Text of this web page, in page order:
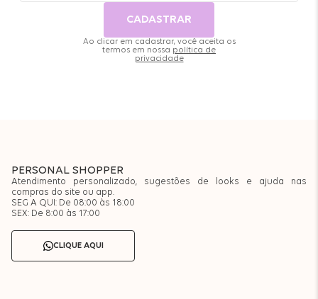
CADASTRAR
Ao clicar em cadastrar, você aceita os
termos em nossa política de
privacidade
PERSONAL SHOPPER
Atendimento personalizado, sugestões de looks e ajuda nas
compras do site ou app.
SEG A QUI: De 08:00 às 18:00
SEX: De 8:00 às 17:00
CLIQUE AQUI